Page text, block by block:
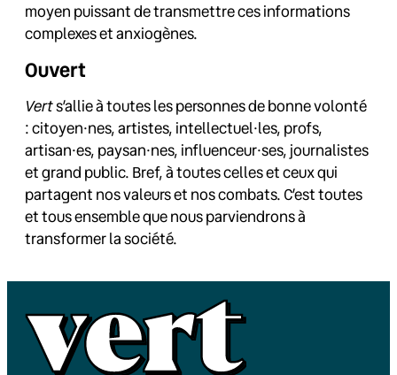
moyen puissant de transmettre ces informations
complexes et anxiogènes.
Ouvert
Verts’allie à toutes les personnes de bonne volonté
: citoyen·nes, artistes, intellectuel·les, profs,
artisan·es, paysan·nes, influenceur·ses, journalistes
et grand public. Bref, à toutes celles et ceux qui
partagent nos valeurs et nos combats. C’est toutes
et tous ensemble que nous parviendrons à
transformer la société.